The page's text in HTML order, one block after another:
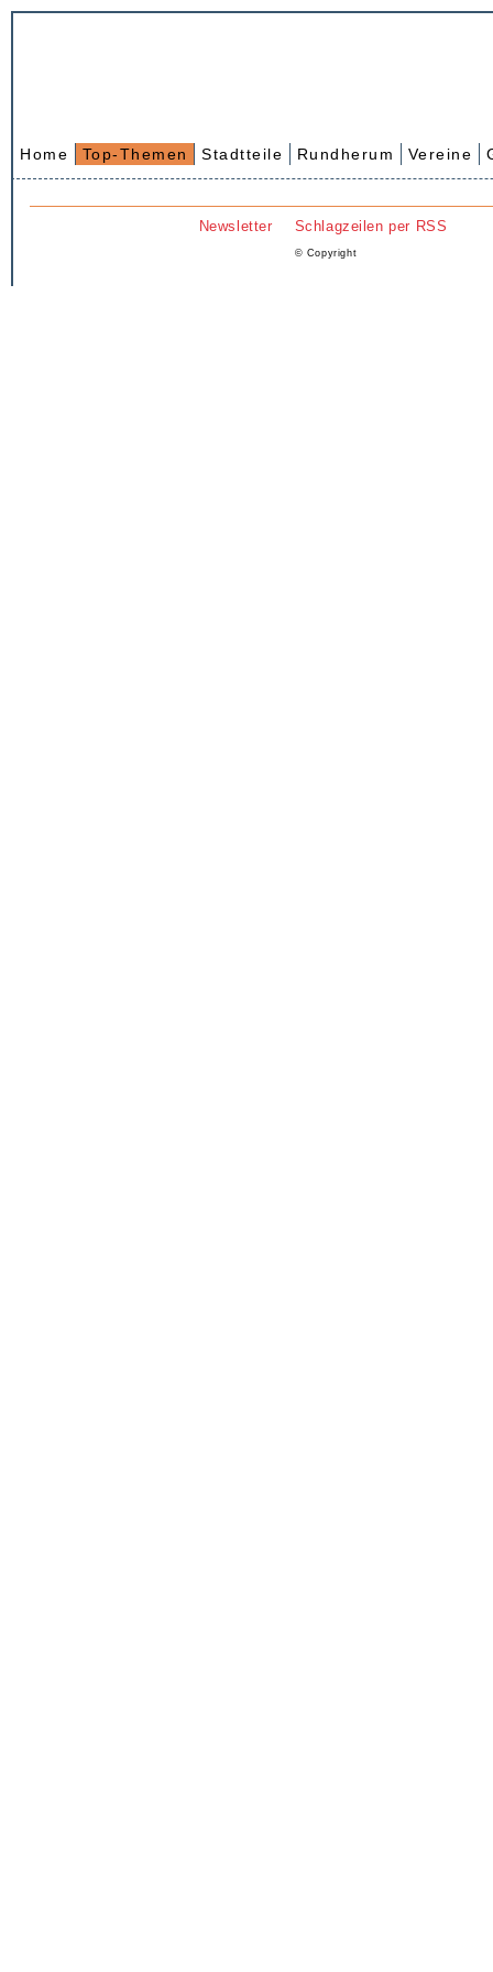
Home Top-Themen Stadtteile Rundherum Vereine
Newsletter Schlagzeilen per RSS
© Copyright